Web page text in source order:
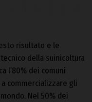
risultato e le
della suinicoltura
l’80% dei comuni
commercializzare gli
Nel 50% dei